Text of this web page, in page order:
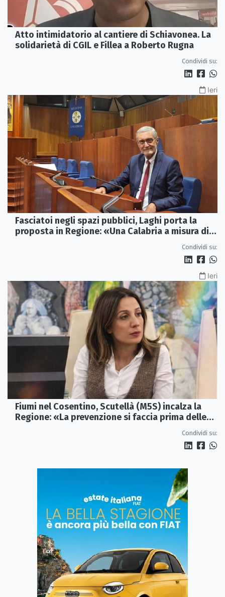
Atto intimidatorio al cantiere di Schiavonea. La
solidarietà di CGIL e Fillea a Roberto Rugna
Condividi su:
Ieri
Fasciatoi negli spazi pubblici, Laghi porta la
proposta in Regione: «Una Calabria a misura di
Condividi su:
Ieri
Fiumi nel Cosentino, Scutellà (M5S) incalza la
Regione: «La prevenzione si faccia prima delle
Condividi su: